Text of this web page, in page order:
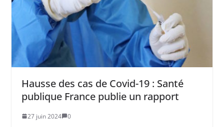
Hausse des cas de Covid-19 : Santé
publique France publie un rapport
27 juin 2024 0